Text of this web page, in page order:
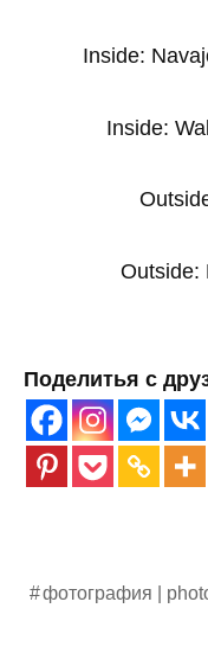
Inside:
Inside:
Outside:
Поделитья с
фотография |